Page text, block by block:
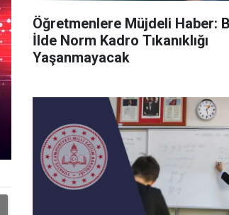
Öğretmenlere Müjdeli Haber:
İlde Norm Kadro Tıkanıklığı
Yaşanmayacak